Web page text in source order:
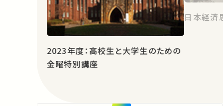
2023年度：高校生と大学生のための
金曜特別講座
日本経済